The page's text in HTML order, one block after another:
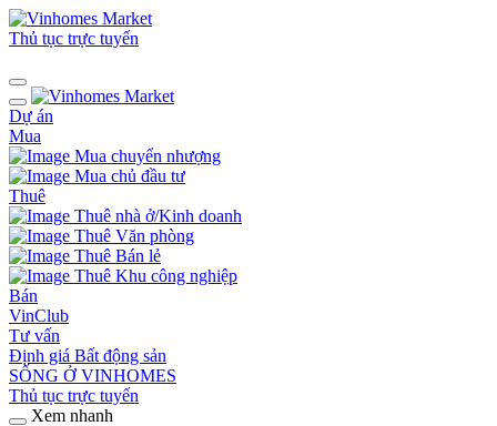
Thủ tục trực tuyến
Dự án
Mua
Mua chuyển nhượng
Mua chủ đầu tư
Thuê
Thuê nhà ở/Kinh doanh
Thuê Văn phòng
Thuê Bán lẻ
Thuê Khu công nghiệp
Bán
VinClub
Tư vấn
Định giá Bất động sản
SỐNG Ở VINHOMES
Thủ tục trực tuyến
Xem nhanh